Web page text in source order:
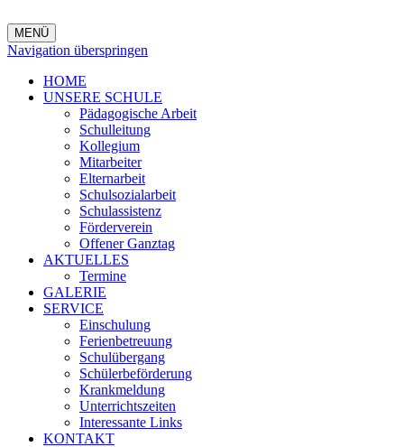
MENÜ
Navigation überspringen
HOME
UNSERE SCHULE
Pädagogische Arbeit
Schulleitung
Kollegium
Mitarbeiter
Elternarbeit
Schulsozialarbeit
Schulassistenz
Förderverein
Offener Ganztag
AKTUELLES
Termine
GALERIE
SERVICE
Einschulung
Ferienbetreuung
Schulübergang
Schülerbeförderung
Krankmeldung
Unterrichtszeiten
Interessante Links
KONTAKT